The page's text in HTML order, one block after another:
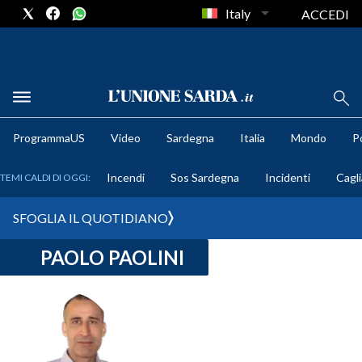
METEO
PROVINCIA DI CAGLIARI
SULCIS IGLESIENTE
Italy ACCEDI
ProgrammaUS Video Sardegna Italia Mondo
TEMI CALDI DI OGGI: Incendi Sos Sardegna Incidenti
SFOGLIA IL QUOTIDIANO
PAOLO PAOLINI